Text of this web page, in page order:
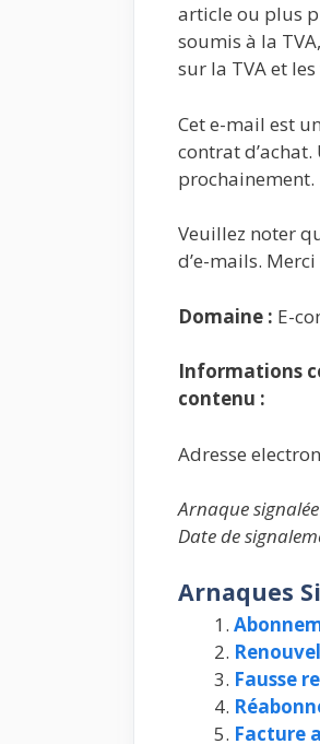
article ou plus
soumis à la
sur la TVA et
Cet e-mail est
contrat
prochainement.
Veuillez noter
d’e-mails.
Domaine : E-
Informations
contenu :
Adresse
Arnaque
Date de
Arnaques
Fausse
Facture